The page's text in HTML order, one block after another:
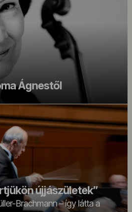
Ágnestől
újjászületek”
Brachmann – így látta a